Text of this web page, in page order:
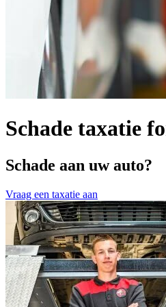
Schade taxatie
Schade aan uw auto?
Vraag een taxatie aan